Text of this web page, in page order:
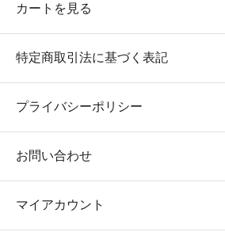
カートを見る
特定商取引法に基づく表記
プライバシーポリシー
お問い合わせ
マイアカウント